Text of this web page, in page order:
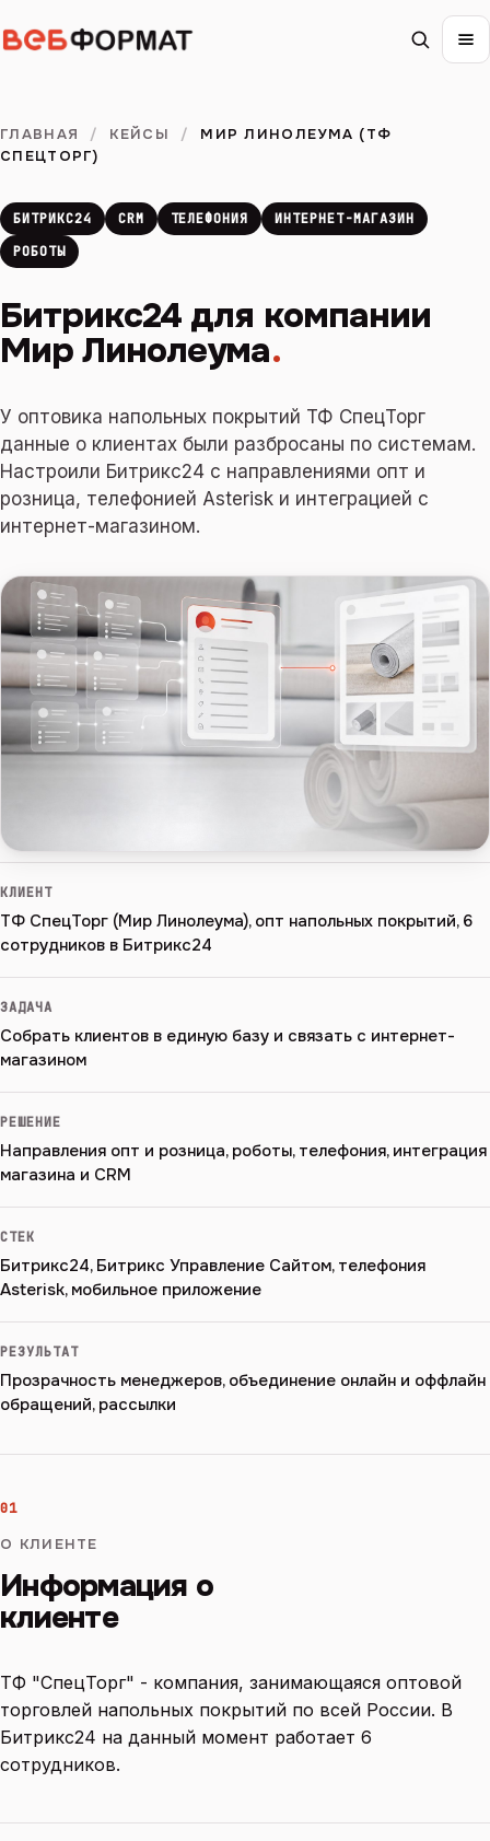
ГЛАВНАЯ / КЕЙСЫ /
МИР ЛИНОЛЕУМА (ТФ
СПЕЦТОРГ)
БИТРИКС24 CRM ТЕЛЕФОНИЯ
ИНТЕРНЕТ-МАГАЗИН
РОБОТЫ
Битрикс24 для компании
Мир Линолеума.
У оптовика напольных покрытий ТФ СпецТорг
данные о клиентах были разбросаны по системам.
Настроили Битрикс24 с направлениями опт и
розница, телефонией Asterisk и интеграцией с
интернет-магазином.
КЛИЕНТ
ТФ СпецТорг (Мир Линолеума), опт напольных покрытий, 6
сотрудников в Битрикс24
ЗАДАЧА
Собрать клиентов в единую базу и связать с интернет-
магазином
РЕШЕНИЕ
Направления опт и розница, роботы, телефония, интеграция
магазина и CRM
СТЕК
Битрикс24, Битрикс Управление Сайтом, телефония
Asterisk, мобильное приложение
РЕЗУЛЬТАТ
Прозрачность менеджеров, объединение онлайн и оффлайн
обращений, рассылки
01
О КЛИЕНТЕ
Информация о
клиенте
ТФ "СпецТорг" - компания, занимающаяся оптовой
торговлей напольных покрытий по всей России. В
Битрикс24 на данный момент работает 6
сотрудников.